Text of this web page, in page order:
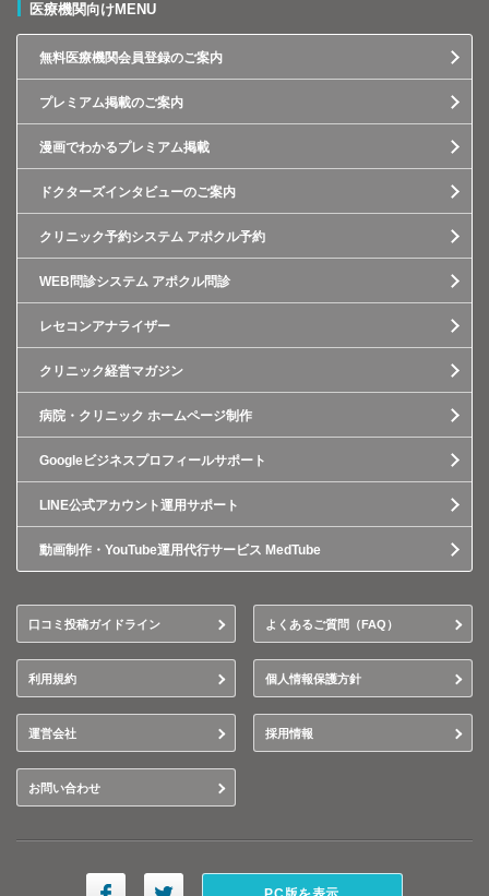
医療機関向けMENU
無料医療機関会員登録のご案内
プレミアム掲載のご案内
漫画でわかるプレミアム掲載
ドクターズインタビューのご案内
クリニック予約システム アポクル予約
WEB問診システム アポクル問診
レセコンアナライザー
クリニック経営マガジン
病院・クリニック ホームページ制作
Googleビジネスプロフィールサポート
LINE公式アカウント運用サポート
動画制作・YouTube運用代行サービス MedTube
口コミ投稿ガイドライン よくあるご質問（FAQ）
利用規約 個人情報保護方針
運営会社 採用情報
お問い合わせ